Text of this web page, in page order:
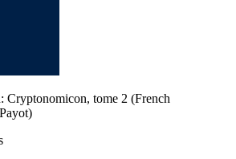
Cryptonomicon, tome 2 (French